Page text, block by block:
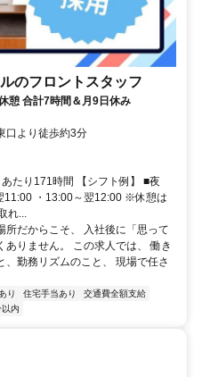
のフロントスタッフ
憩 合計7時間＆月9日休み
口より徒歩約3分
たり171時間 【シフト例】 ■夜
11:00 ・13:00～翌12:00 ※休憩は
...
所だからこそ、 入社後に「思って
ありません。 この求人では、 働き
勤務リズムのこと、 現場で任さ
り 住宅手当あり
交通費全額支給
内